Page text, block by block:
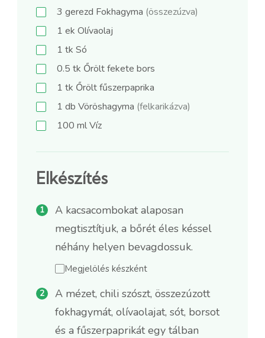
3 gerezd Fokhagyma (összezúzva)
1 ek Olívaolaj
1 tk Só
0.5 tk Őrölt fekete bors
1 tk Őrölt fűszerpaprika
1 db Vöröshagyma (felkarikázva)
100 mlVíz
Elkészítés
A kacsacombokat alaposan
megtisztítjuk, a bőrét éles késsel
néhány helyen bevagdossuk.
Megjelölés készként
A mézet, chili szószt, összezúzott
fokhagymát, olívaolajat, sót, borsot
és a fűszerpaprikát egy tálban